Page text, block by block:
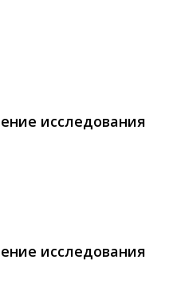
исследования
исследования